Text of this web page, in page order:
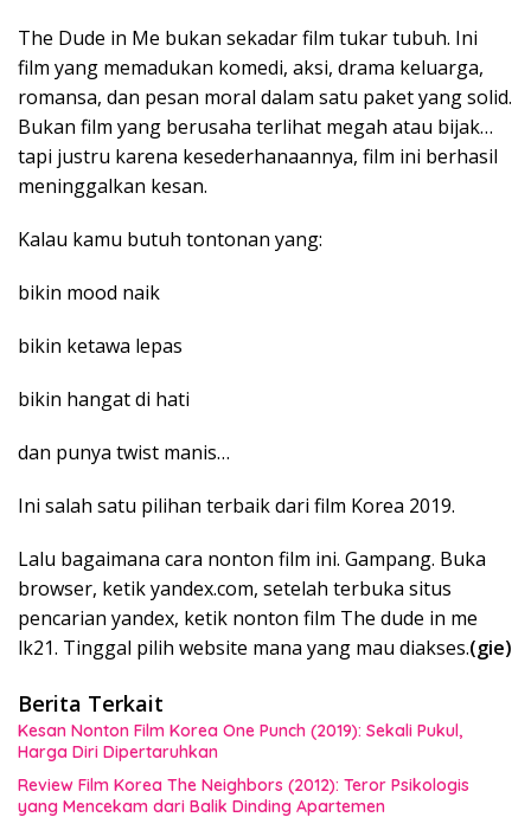
The Dude in Me bukan sekadar film tukar tubuh. Ini
film yang memadukan komedi, aksi, drama keluarga,
romansa, dan pesan moral dalam satu paket yang solid.
Bukan film yang berusaha terlihat megah atau bijak…
tapi justru karena kesederhanaannya, film ini berhasil
meninggalkan kesan.
Kalau kamu butuh tontonan yang:
bikin mood naik
bikin ketawa lepas
bikin hangat di hati
dan punya twist manis…
Ini salah satu pilihan terbaik dari film Korea 2019.
Lalu bagaimana cara nonton film ini. Gampang. Buka
browser, ketik yandex.com, setelah terbuka situs
pencarian yandex, ketik nonton film The dude in me
lk21. Tinggal pilih website mana yang mau diakses.(gie)
Berita Terkait
Kesan Nonton Film Korea One Punch (2019): Sekali Pukul,
Harga Diri Dipertaruhkan
Review Film Korea The Neighbors (2012): Teror Psikologis
yang Mencekam dari Balik Dinding Apartemen